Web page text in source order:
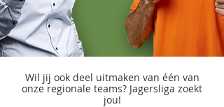
Wil jij ook deel uitmaken van één van
onze regionale teams? Jagersliga zoekt
jou!